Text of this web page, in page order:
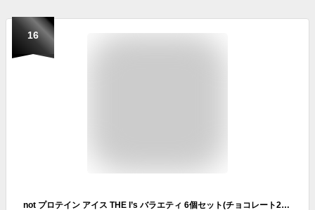
16
not プロテイン アイス THE I’s バラエティ 6個セット(チョコレート2個/ストロベリー2個/カシス1個/バナナ1個)